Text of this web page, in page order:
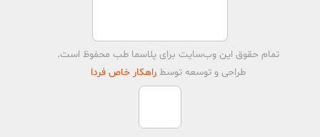
تمام حقوق اين وب‌سايت برایپلاسما طب محفوظ است.
طراحی و توسعه توسط راهکار خاص فردا